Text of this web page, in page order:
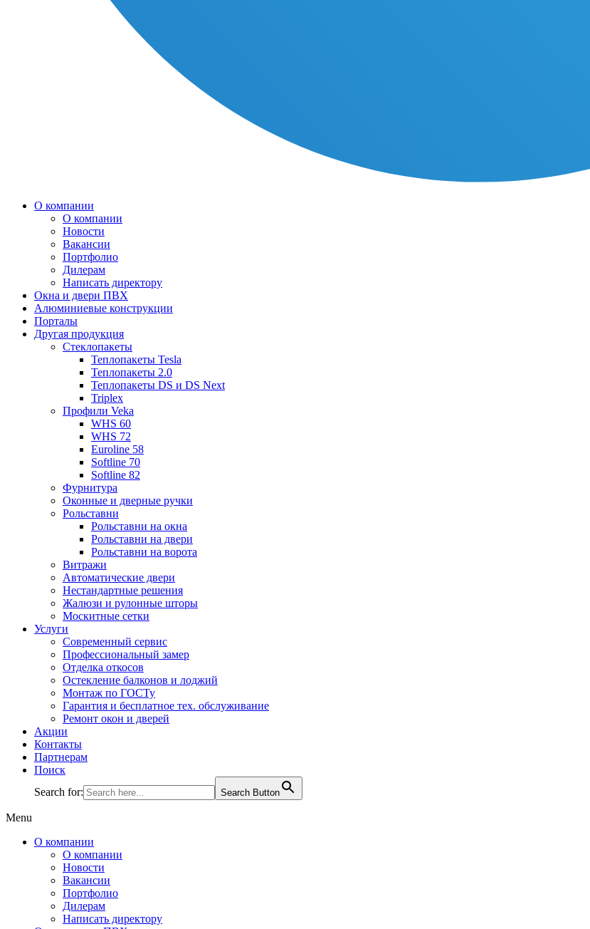
О компании
О компании
Новости
Вакансии
Портфолио
Дилерам
Написать директору
Окна и двери ПВХ
Алюминиевые конструкции
Порталы
Другая продукция
Стеклопакеты
Теплопакеты Tesla
Теплопакеты 2.0
Теплопакеты DS и DS Next
Triplex
Профили Veka
WHS 60
WHS 72
Euroline 58
Softline 70
Softline 82
Фурнитура
Оконные и дверные ручки
Рольставни
Рольставни на окна
Рольставни на двери
Рольставни на ворота
Витражи
Автоматические двери
Нестандартные решения
Жалюзи и рулонные шторы
Москитные сетки
Услуги
Современный сервис
Профессиональный замер
Отделка откосов
Остекление балконов и лоджий
Монтаж по ГОСТу
Гарантия и бесплатное тех. обслуживание
Ремонт окон и дверей
Акции
Контакты
Партнерам
Поиск
Search for:
Search Button
Menu
О компании
О компании
Новости
Вакансии
Портфолио
Дилерам
Написать директору